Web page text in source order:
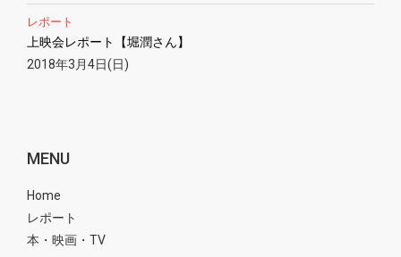
レポート
上映会レポート【堀潤さん】
2018年3月4日(日)
MENU
Home
レポート
本・映画・TV